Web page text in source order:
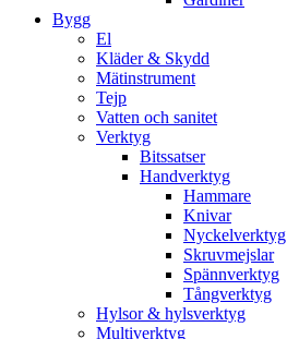
Bygg
El
Kläder & Skydd
Mätinstrument
Tejp
Vatten och sanitet
Verktyg
Bitssatser
Handverktyg
Hammare
Knivar
Nyckelverktyg
Skruvmejslar
Spännverktyg
Tångverktyg
Hylsor & hylsverktyg
Multiverktyg